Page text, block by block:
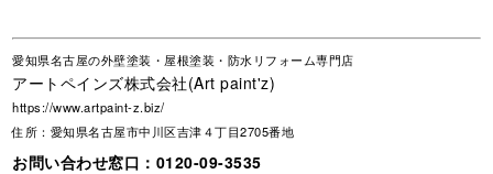
愛知県名古屋の外壁塗装・屋根塗装・防水リフォーム専門店
アートペインズ株式会社(Art paint'z)
https://www.artpaint-z.biz/
住所：愛知県名古屋市中川区吉津４丁目2705番地
お問い合わせ窓口： 0120-09-3535